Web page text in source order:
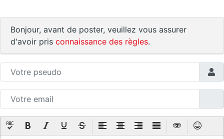
Bonjour, avant de poster, veuillez vous assurer
d'avoir pris connaissance des règles.